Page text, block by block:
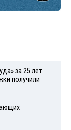
за 25 лет
получили